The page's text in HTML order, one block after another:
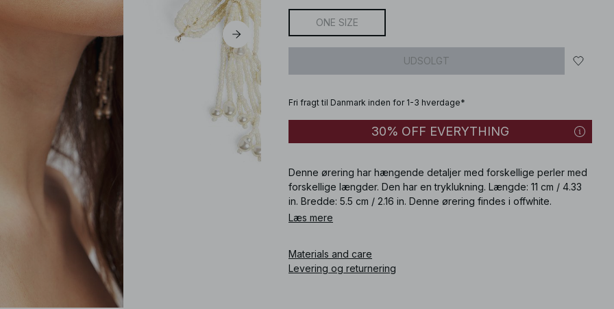
ONE SIZE
UDSOLGT
Fri fragt til Danmark inden for 1-3 hverdage*
30% OFF EVERYTHING
Denne ørering har hængende detaljer med forskellige perler med
forskellige længder. Den har en tryklukning. Længde: 11 cm / 4.33
in. Bredde: 5.5 cm / 2.16 in. Denne ørering findes i offwhite.
Læs mere
Materials and care
Levering og returnering